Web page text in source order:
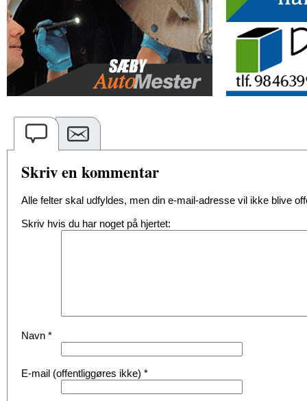
Skriv en kommentar
Alle felter skal udfyldes, men din e-mail-adresse vil ikke blive
Skriv hvis du har noget på hjertet:
Navn *
E-mail (offentliggøres ikke) *